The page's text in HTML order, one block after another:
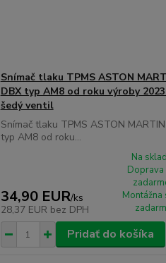
Snímač tlaku TPMS ASTON
DBX typ AM8 od roku výroby
šedý ventil
Snímač tlaku TPMS ASTON
typ AM8 od roku...
34,90 EUR/ks
28,37 EUR bez DPH
Na
Doprava
Montážna
Pridať do košíka